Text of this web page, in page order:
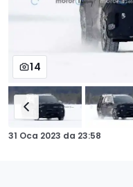
14
31 Oca 2023 da 23:58